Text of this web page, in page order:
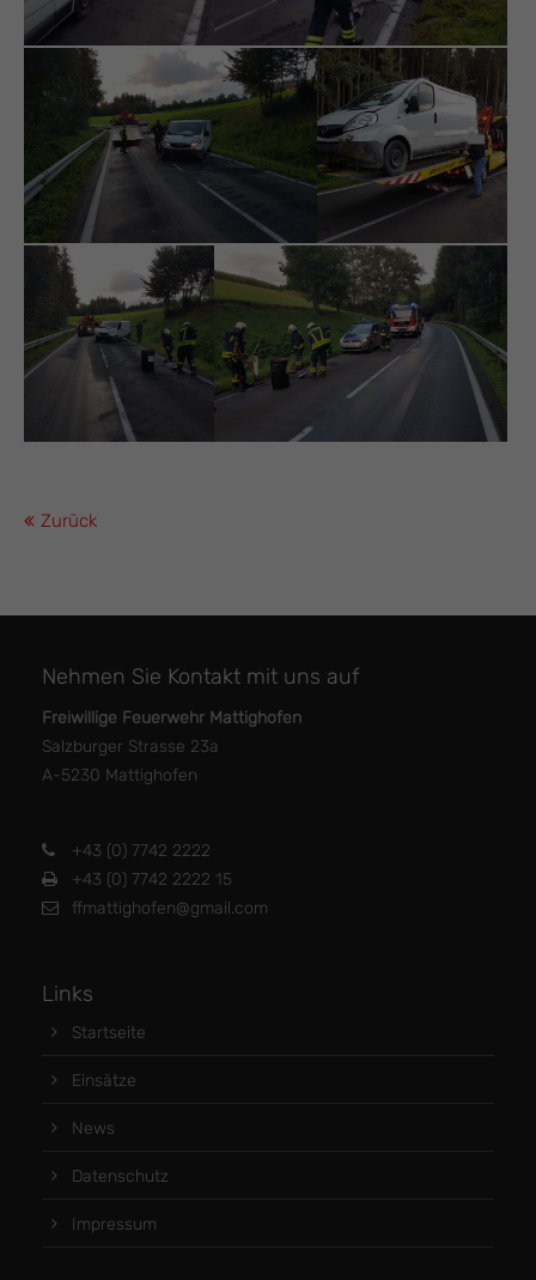
Zurück
Nehmen Sie Kontakt mit uns auf
Freiwillige Feuerwehr Mattighofen
Salzburger Strasse 23a
A-5230 Mattighofen
+43 (0) 7742 2222
+43 (0) 7742 2222 15
ffmattighofen@gmail.com
Links
Startseite
Einsätze
News
Datenschutz
Impressum